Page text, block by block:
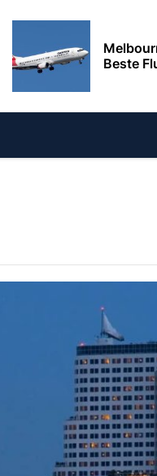
Sie
Beste
Abflug